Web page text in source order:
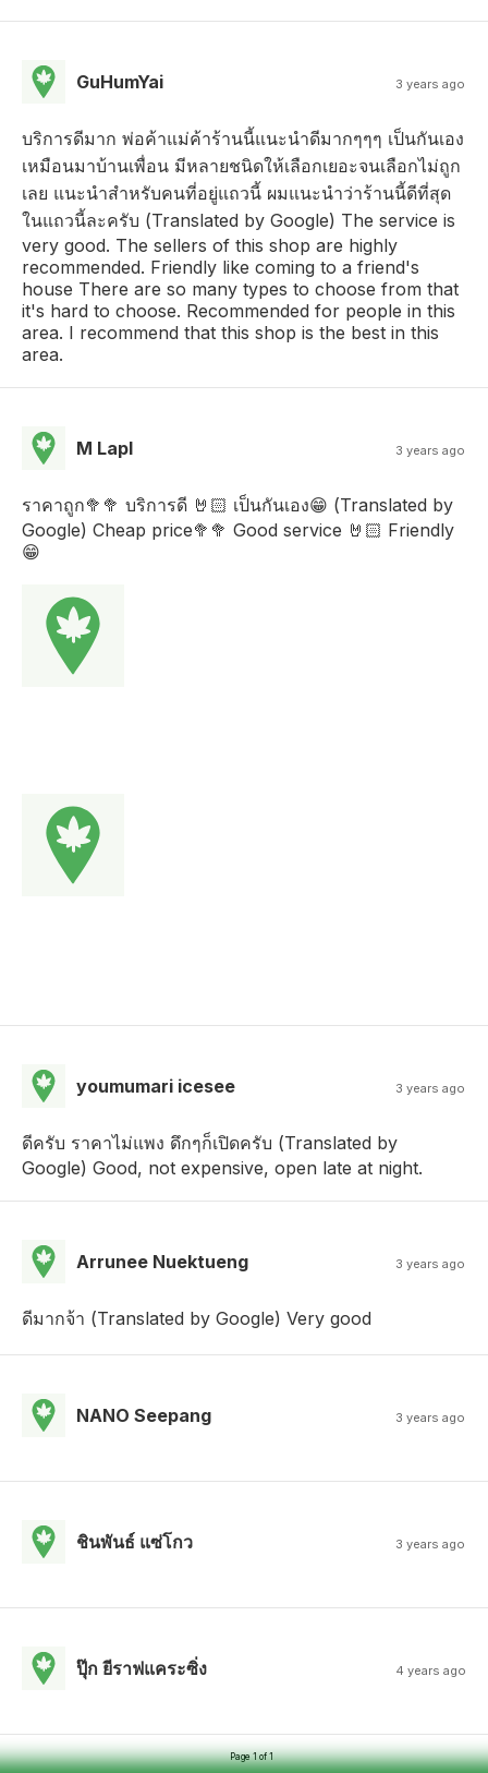
GuHumYai 3 years ago
บริการดีมาก พ่อค้าแม่ค้าร้านนี้แนะนำดีมากๆๆๆ เป็นกันเอง
เหมือนมาบ้านเพื่อน มีหลายชนิดให้เลือกเยอะจนเลือกไม่ถูก
เลย แนะนำสำหรับคนที่อยู่แถวนี้ ผมแนะนำว่าร้านนี้ดีที่สุด
ในแถวนี้ละครับ (Translated by Google) The service is
very good. The sellers of this shop are highly
recommended. Friendly like coming to a friend's
house There are so many types to choose from that
it's hard to choose. Recommended for people in this
area. I recommend that this shop is the best in this
area.
M Lapl 3 years ago
ราคาถูก🥦🥦 บริการดี 🤘🏻 เป็นกันเอง😁 (Translated by
Google) Cheap price🥦🥦 Good service 🤘🏻 Friendly
😁
youmumari icesee 3 years ago
ดีครับ ราคาไม่แพง ดึกๆก็เปิดครับ (Translated by
Google) Good, not expensive, open late at night.
Arrunee Nuektueng 3 years ago
ดีมากจ้า (Translated by Google) Very good
NANO Seepang 3 years ago
ชินพันธ์ แซ่โกว 3 years ago
ปุ๊ก ยีราฟแคระซิ่ง 4 years ago
Page 1 of 1